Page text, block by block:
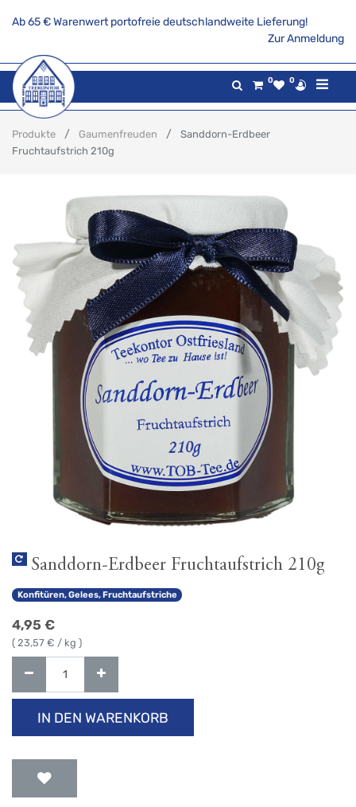
Ab 65 € Warenwert portofreie deutschlandweite Lieferung!
Zur Anmeldung
0 0
Produkte Gaumenfreuden
Sanddorn-Erdbeer
Fruchtaufstrich 210g
Sanddorn-Erdbeer Fruchtaufstrich 210g
Konfitüren, Gelees, Fruchtaufstriche
4,95 €
( 23,57 € / kg )
IN DEN WARENKORB